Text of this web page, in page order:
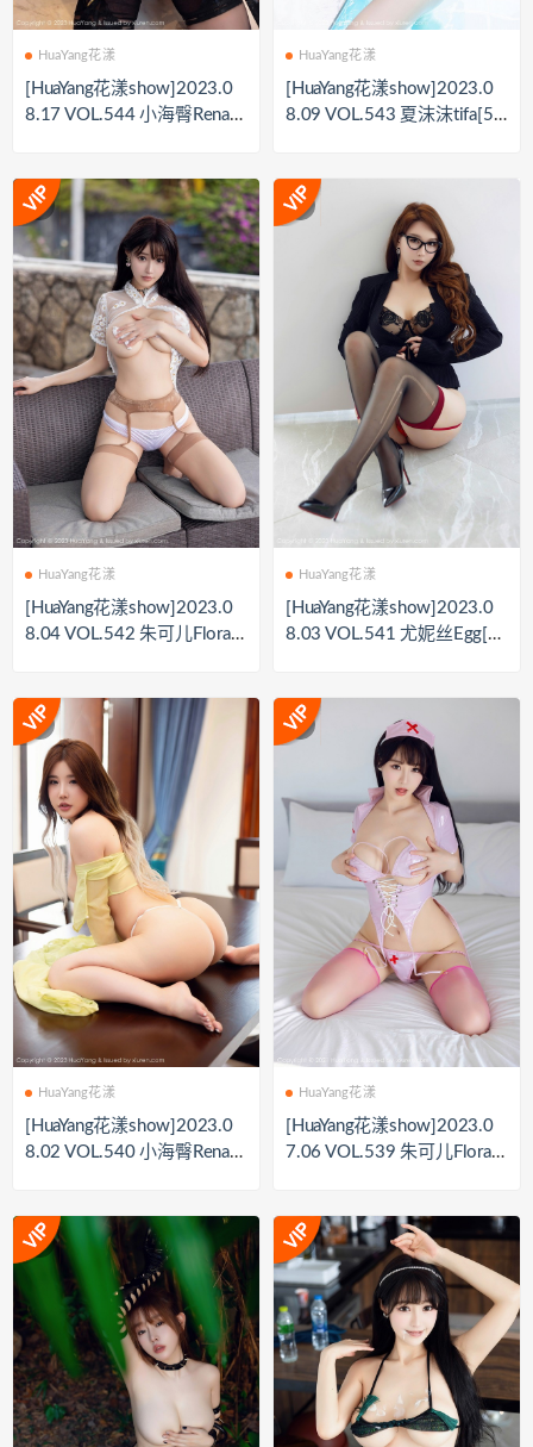
HuaYang花漾
[HuaYang花漾show]2023.0
8.17 VOL.544 小海臀Rena[7
HuaYang花漾
[HuaYang花漾show]2023.0
8.09 VOL.543 夏沫沫tifa[53
HuaYang花漾
[HuaYang花漾show]2023.0
8.04 VOL.542 朱可儿Flora[7
HuaYang花漾
[HuaYang花漾show]2023.0
8.03 VOL.541 尤妮丝Egg[6
HuaYang花漾
[HuaYang花漾show]2023.0
8.02 VOL.540 小海臀Rena[7
HuaYang花漾
[HuaYang花漾show]2023.0
7.06 VOL.539 朱可儿Flora[7